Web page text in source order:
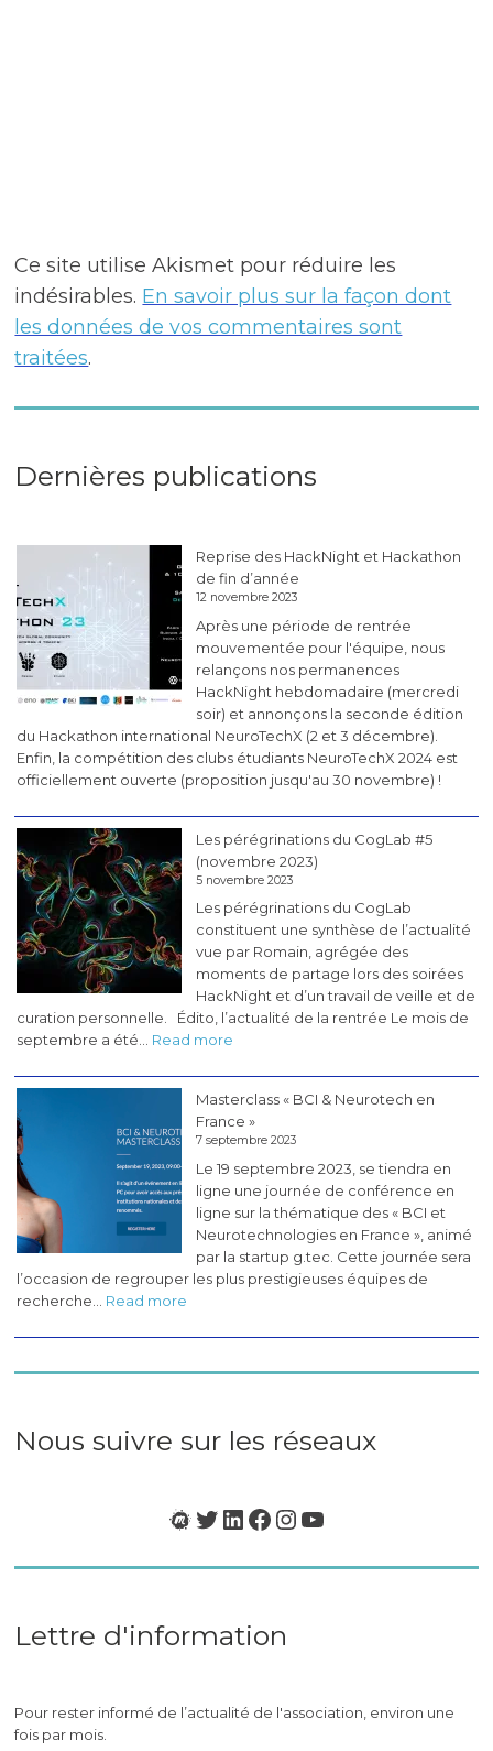
Ce site utilise Akismet pour réduire les
indésirables. En savoir plus sur la façon dont
les données de vos commentaires sont
traitées.
Dernières publications
Reprise des HackNight et Hackathon
de fin d’année
12 novembre 2023
Après une période de rentrée
mouvementée pour l'équipe, nous
relançons nos permanences
HackNight hebdomadaire (mercredi
soir) et annonçons la seconde édition
du Hackathon international NeuroTechX (2 et 3 décembre).
Enfin, la compétition des clubs étudiants NeuroTechX 2024 est
officiellement ouverte (proposition jusqu'au 30 novembre) !
Les pérégrinations du CogLab #5
(novembre 2023)
5 novembre 2023
Les pérégrinations du CogLab
constituent une synthèse de l’actualité
vue par Romain, agrégée des
moments de partage lors des soirées
HackNight et d’un travail de veille et de
curation personnelle. Édito, l’actualité de la rentrée Le mois de
septembre a été… Read more
pérégrinations
du
CogLab
#5
(novembre
2023)
Masterclass « BCI & Neurotech en
France »
7 septembre 2023
Le 19 septembre 2023, se tiendra en
ligne une journée de conférence en
ligne sur la thématique des « BCI et
Neurotechnologies en France », animé
par la startup g.tec. Cette journée sera
l’occasion de regrouper les plus prestigieuses équipes de
recherche… Read more
«
France
Nous suivre sur les réseaux
Meetup
Twitter
LinkedIn
Facebook
Instagram
YouTube
Lettre d'information
Pour rester informé de l’actualité de l'association, environ une
fois par mois.